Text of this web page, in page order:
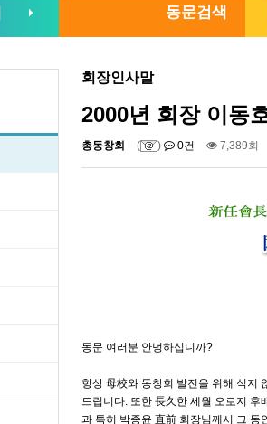
동문검색
회장인사말
2000년 회장 이동
총동창회 ( ) 0건 7,389회
동문 여러분 안녕하십니까?
항상 母校와 동창회 발전을 위해 식지
드립니다. 또한 長久한 세월 오로지
과 특히 박종윤 直前 회장님께서 그